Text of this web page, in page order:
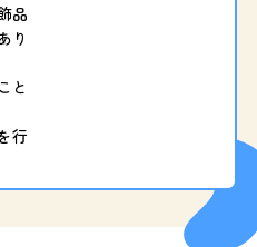
品
り
と
行